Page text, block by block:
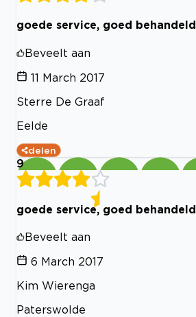
goede service, goed behandeld
Beveelt aan
11 March 2017
Sterre De Graaf
Eelde
delen
9
goede service, goed behandeld
Beveelt aan
6 March 2017
Kim Wierenga
Paterswolde